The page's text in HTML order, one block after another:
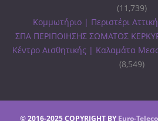
(11,739)
Κομμωτήριο | Περιστέρι
ΣΠΑ ΠΕΡΙΠΟΙΗΣΗΣ ΣΩΜΑΤΟΣ
Κέντρο Αισθητικής | Καλαμάτα
(8,549)
© 2016-2025 COPYRIGHT BYEuro-